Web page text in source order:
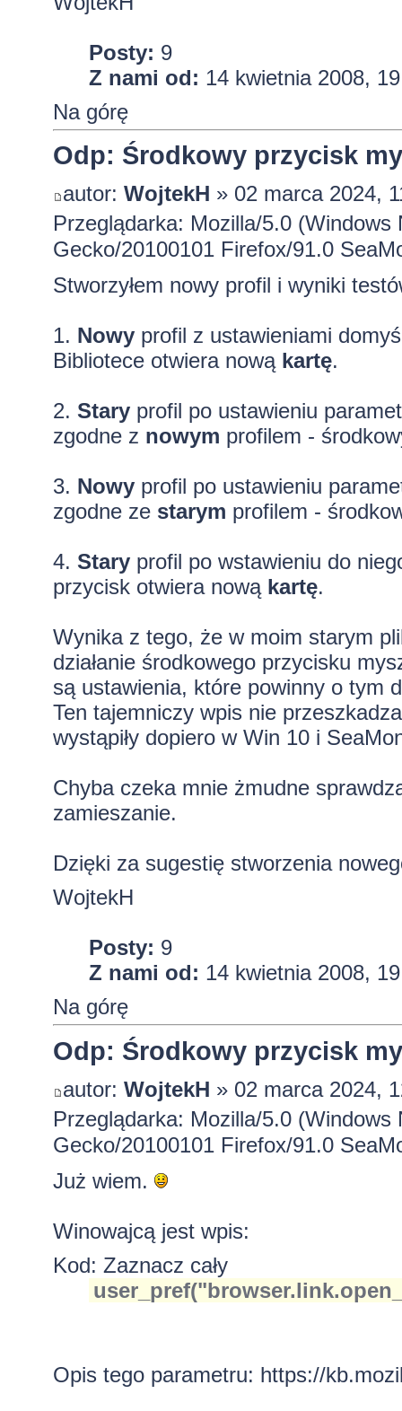
Posty: 9
Z nami od: 14 kwietnia 2008,
Na górę
Odp: Środkowy przycisk
autor: WojtekH » 02 marca 2024,
Przeglądarka: Mozilla/5.0
Gecko/20100101 Firefox/91.0
Stworzyłem nowy profil i wyniki
1. Nowyprofil z ustawieniami
Bibliotece otwiera nową kartę.
2. Staryprofil po ustawieniu
zgodne z nowym profilem -
3. Nowyprofil po ustawieniu
zgodne ze starym profilem -
4. Staryprofil po wstawieniu do
przycisk otwiera nową kartę.
Wynika z tego, że w moim starym
działanie środkowego przycisku
są ustawienia, które powinny o tym
Ten tajemniczy wpis nie
wystąpiły dopiero w Win 10 i
Chyba czeka mnie żmudne
zamieszanie.
Dzięki za sugestię stworzenia
WojtekH
Posty: 9
Z nami od: 14 kwietnia 2008,
Na górę
Odp: Środkowy przycisk
autor: WojtekH » 02 marca 2024,
Przeglądarka: Mozilla/5.0
Gecko/20100101 Firefox/91.0
Już wiem.
Winowajcą jest wpis:
Kod: Zaznacz cały
Opis tego parametru: https://